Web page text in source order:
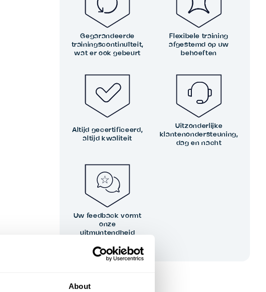
About
Gegarandeerde
trainingscontinuïteit,
wat er ook gebeurt
Flexibele training
afgestemd op uw
behoeften
Altijd gecertificeerd,
altijd kwaliteit
Uitzonderlijke
klantenondersteuning,
dag en nacht
Uw feedback vormt
onze
uitmuntendheid